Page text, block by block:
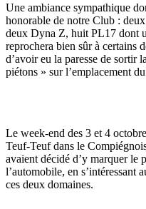
Une ambiance sympathique
honorable de notre Club :
deux Dyna Z, huit PL17 dont
reprochera bien sûr à certains
d’avoir eu la paresse de sortir
piétons » sur l’emplacement
Le week-end des 3 et 4
Teuf-Teuf dans le
avaient décidé d’y marquer le
l’automobile, en s’intéressant
ces deux domaines.